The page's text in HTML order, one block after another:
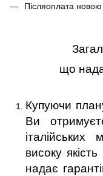
Післяоплата
що
Купуючи
Ви
італійських
високу
надає